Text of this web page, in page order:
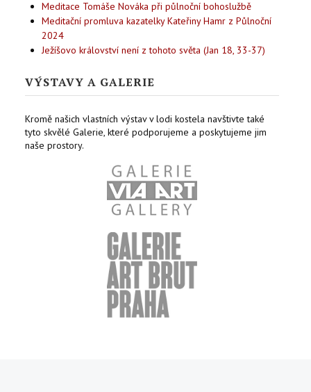
Meditace Tomáše Nováka při půlnoční bohoslužbě
Meditační promluva kazatelky Kateřiny Hamr z Půlnoční
2024
Ježíšovo království není z tohoto světa (Jan 18, 33-37)
VÝSTAVY A GALERIE
Kromě našich vlastních výstav v lodi kostela navštivte také
tyto skvělé Galerie, které podporujeme a poskytujeme jim
naše prostory.